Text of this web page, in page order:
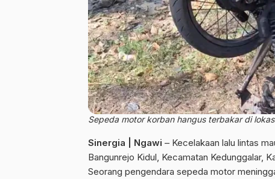
Sepeda motor korban hangus terbakar di
Sinergia | Ngawi – Kecelakaan lalu lintas
Bangunrejo Kidul, Kecamatan Kedunggalar,
Seorang pengendara sepeda motor